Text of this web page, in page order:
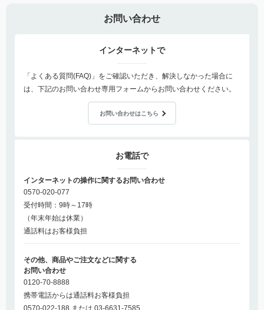
お問い合わせ
インターネットで
「よくある質問(FAQ)」をご確認いただき、解決しなかった場合に
は、下記のお問い合わせ専用フォームからお問い合わせください。
お問い合わせはこちら
お電話で
インターネットの操作に関するお問い合わせ
0570-020-077
受付時間：9時～17時
（年末年始は休業）
通話料はお客様負担
その他、商品やご注文などに関する
お問い合わせ
0120-70-8888
携帯電話からは通話料お客様負担